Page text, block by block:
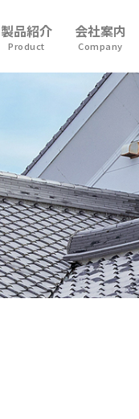
製品紹介
Product
会社案内
Company